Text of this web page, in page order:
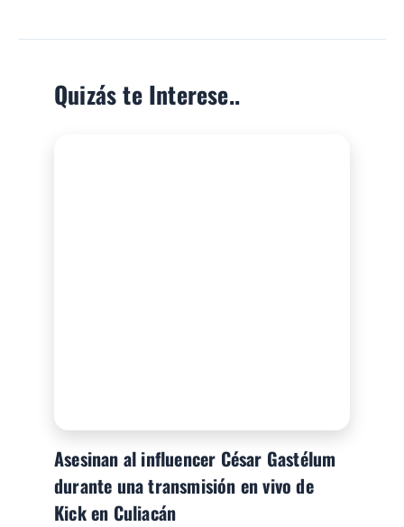
Quizás te Interese..
Asesinan al influencer César Gastélum
durante una transmisión en vivo de
Kick en Culiacán